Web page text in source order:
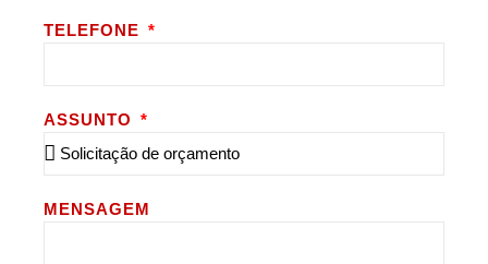
TELEFONE
ASSUNTO
MENSAGEM